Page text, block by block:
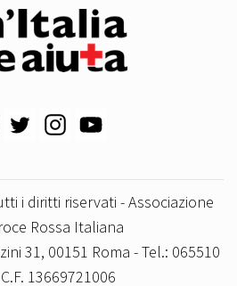
i diritti riservati - Associazione
Rossa Italiana
31, 00151 Roma - Tel.: 065510
13669721006